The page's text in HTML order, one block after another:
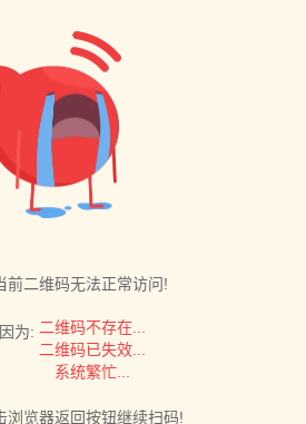
前二维码无法正常访问!
为: 二维码不存在...
二维码已失效...
系统繁忙...
浏览器返回按钮继续扫码!